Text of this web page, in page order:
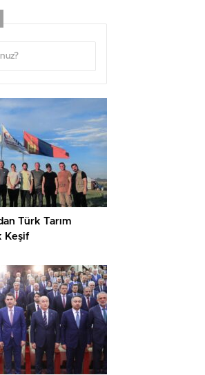
Türk Tarım
Keşif